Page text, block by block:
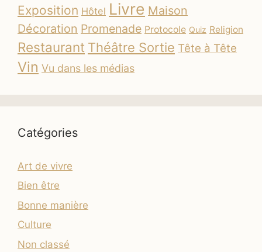
Exposition Hôtel Livre Maison
Décoration Promenade Protocole Quiz Religion
Restaurant Théâtre Sortie Tête à Tête
Vin Vu dans les médias
Catégories
Art de vivre
Bien être
Bonne manière
Culture
Non classé